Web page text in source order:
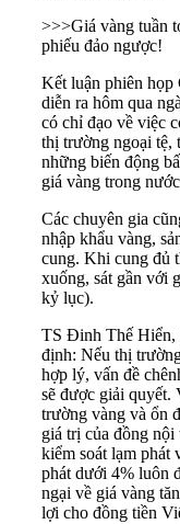
>>>Giá vàng tuần
phiếu đảo ngược!
Kết luận phiên họp
diễn ra hôm qua
có chỉ đạo về việc
thị trường ngoại tệ,
những biến động
giá vàng trong
Các chuyên gia
nhập khẩu vàng,
cung. Khi cung đủ
xuống, sát gần với
kỷ lục).
TS Đinh Thế Hiển,
định: Nếu thị
hợp lý, vấn đề
sẽ được giải quyết.
trường vàng và ổn
giá trị của đồng
kiểm soát lạm phát
phát dưới 4% luôn
ngại về giá vàng
lợi cho đồng tiền